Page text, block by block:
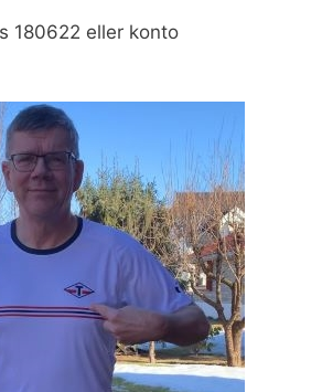
180622 eller konto